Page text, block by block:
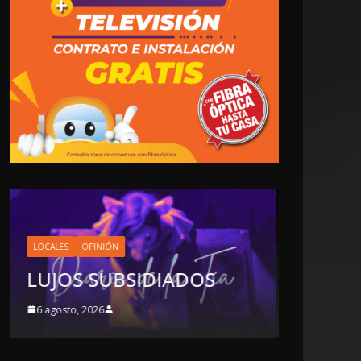
LOCALES OPINIÓN
EN LAS TRIPAS DEL
JAGUAR: 06 DE AGOSTO
DE 2026
6 agosto, 2026